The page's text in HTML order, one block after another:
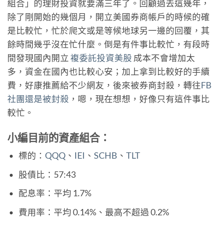
組合」的理財投資就要滿三年了。回顧過去這幾年，
除了剛開始的幾個月，開立美國券商帳戶的時候的確
是比較忙，忙於爬文或是等候地球另一邊的回覆，其
餘時間幾乎沒在忙什麼。倒是有件事比較忙，有段時
間發現國內開立 複委託投資美股 成本不會增加太
多，資金在國內也比較心安；加上拿到比較好的手續
費，好康推薦給不少網友，後來被券商封殺，轉往FB
社團還是被封殺 ，嗯，現在想想，好像只有這件事比
較忙。
小編目前的資產組合：
標的： QQQ、 IEI 、 SCHB 、 TLT
股債比：57:43
配息率：平均 1.7%
費用率：平均 0.14%、最高不超過 0.2%